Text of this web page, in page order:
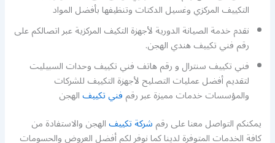
التكييف المركزي وغسيل الدكتات وتنظيفها بأفضل المواد
نقدم خدمة الصيانة الدورية لأجهزة التكيف المركزية عبر اتصالكم على
رقم فني تكييف هندي الهجن.
فني تكييف سنترال و رقم هاتف فني تكييف وحدات السبيليت
لتقديم أفضل عمليات التصليح لأجهزة التكييف للشركات
والمؤسسات خدمات مميزة عبر رقمفني تكييفالهجن
يمكنكم التواصل معنا على رقمشركة تكييفالهجن والاستفادة من
كافة الخدمات المتوفرة لدينا كما نوفر لكم أفضل العروض والحسومات